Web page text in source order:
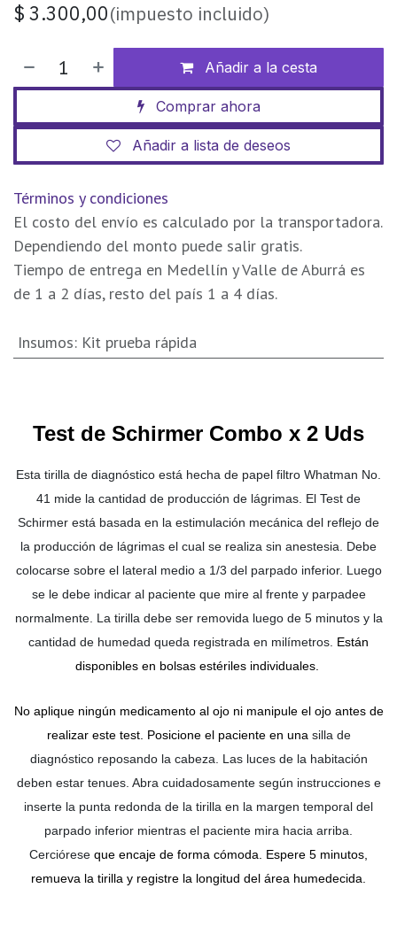
$ 3.300,00(impuesto incluido)
Añadir a la cesta
Comprar ahora
Añadir a lista de deseos
Términos y condiciones
El costo del envío es calculado por la transportadora.
Dependiendo del monto puede salir gratis.
Tiempo de entrega en Medellín y Valle de Aburrá es
de 1 a 2 días, resto del país 1 a 4 días.
Insumos: Kit prueba rápida
Test de Schirmer Combo x 2 Uds
Esta tirilla de diagnóstico está hecha de papel filtro Whatman No.
41 mide la cantidad de producción de lágrimas. El Test de
Schirmer está basada en la estimulación mecánica del reflejo de
la producción de lágrimas el cual se realiza sin anestesia. Debe
colocarse sobre el lateral medio a 1/3 del parpado inferior. Luego
se le debe indicar al paciente que mire al frente y parpadee
normalmente. La tirilla debe ser removida luego de 5 minutos y la
cantidad de humedad queda registrada en milímetros. Están
disponibles en bolsas estériles individuales.
No aplique ningún medicamento al ojo ni manipule el ojo antes de
realizar este test. Posicione el paciente en una silla de
diagnóstico reposando la cabeza. Las luces de la habitación
deben estar tenues. Abra cuidadosamente según instrucciones e
inserte la punta redonda de la tirilla en la margen temporal del
parpado inferior mientras el paciente mira hacia arriba.
Cerciórese que encaje de forma cómoda. Espere 5 minutos,
remueva la tirilla y registre la longitud del área humedecida.